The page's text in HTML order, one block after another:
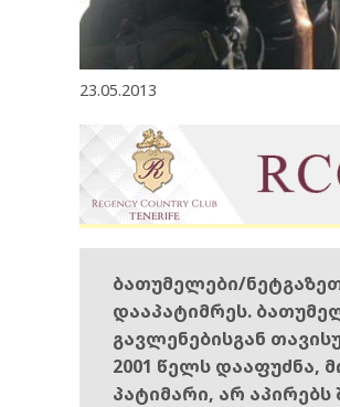
23.05.2013
ბათუმელები/
დააპატიმრეს.
გავლენებისგან
2001 წელს დააფუძნა,
პატიმარი, არ